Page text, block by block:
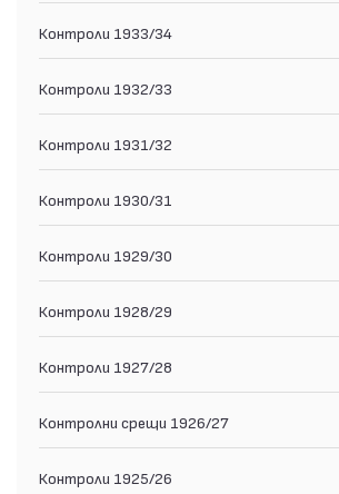
Контроли 1933/34
Контроли 1932/33
Контроли 1931/32
Контроли 1930/31
Контроли 1929/30
Контроли 1928/29
Контроли 1927/28
Контролни срещи 1926/27
Контроли 1925/26